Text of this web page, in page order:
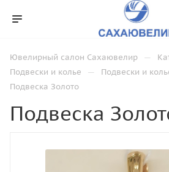
Ювелирный салон Сахаювелир —
Подвески и колье — Подвески и
Подвеска Золото
Подвеска